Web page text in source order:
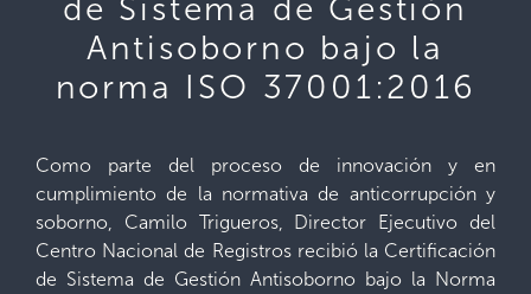
de Sistema de Gestión
Antisoborno bajo la
norma ISO 37001:2016
Como parte del proceso de innovación y en
cumplimiento de la normativa de anticorrupción y
soborno, Camilo Trigueros, Director Ejecutivo del
Centro Nacional de Registros recibió la Certificación
de Sistema de Gestión Antisoborno bajo la Norma